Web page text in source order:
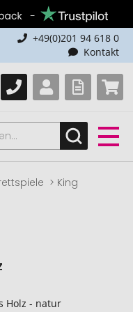
+49(0)201 94 618 0
Kontakt
King